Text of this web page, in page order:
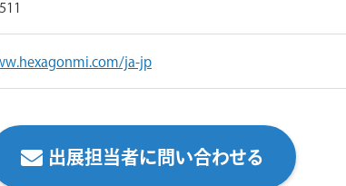
ja-jp
出展担当者に問い合わせる